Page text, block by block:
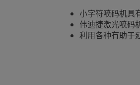
小字符喷码机具
伟迪捷激光喷码
利用各种有助于